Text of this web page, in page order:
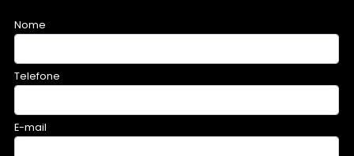
Nome
Telefone
E-mail